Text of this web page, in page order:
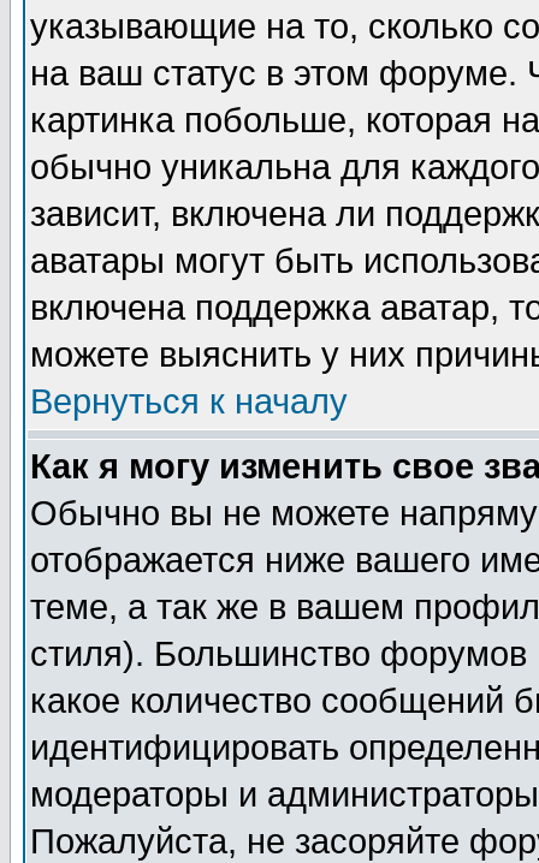
указывающие на то, сколько
на ваш статус в этом форуме.
картинка побольше, которая
обычно уникальна для
зависит, включена ли
аватары могут быть
включена поддержка аватар,
можете выяснить у них
Вернуться к началу
Как я могу изменить свое
Обычно вы не можете
отображается ниже вашего
теме, а так же в вашем
стиля). Большинство форумов
какое количество сообщений
идентифицировать
модераторы и
Пожалуйста, не засоряйте